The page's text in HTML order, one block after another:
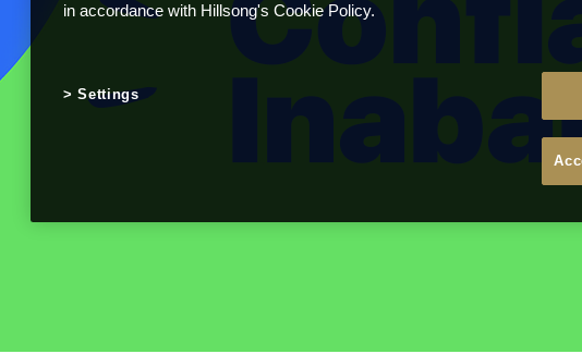
in accordance with Hillsong's Cookie Policy.
Settings